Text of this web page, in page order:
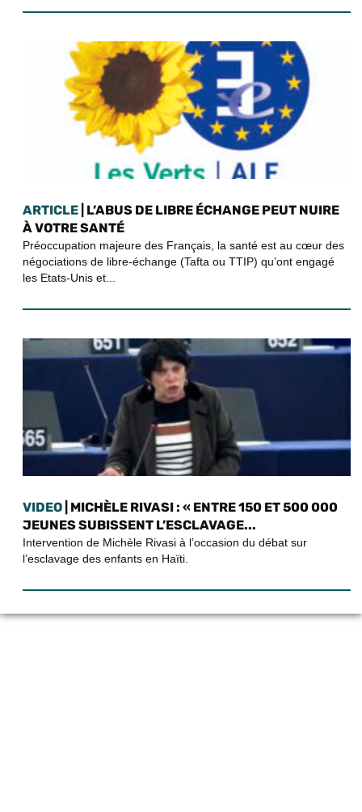
ARTICLE | L’ABUS DE LIBRE ÉCHANGE PEUT NUIRE
À VOTRE SANTÉ
Préoccupation majeure des Français, la santé est au cœur des
négociations de libre-échange (Tafta ou TTIP) qu’ont engagé
les Etats-Unis et...
VIDEO | MICHÈLE RIVASI : « ENTRE 150 ET 500 000
JEUNES SUBISSENT L’ESCLAVAGE...
Intervention de Michèle Rivasi à l’occasion du débat sur
l’esclavage des enfants en Haïti.